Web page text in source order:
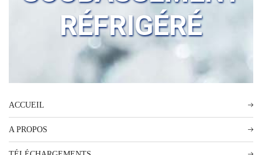
RÉFRIGÉRÉ
ACCUEIL
A PROPOS